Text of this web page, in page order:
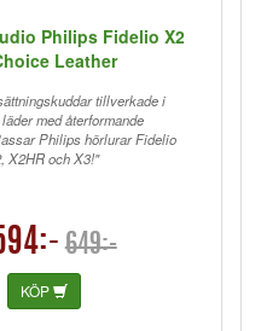
Philips Fidelio X2
Leather
tillverkade i
med återformande
Philips hörlurar Fidelio
X2HR och X3!"
649:-
KÖP